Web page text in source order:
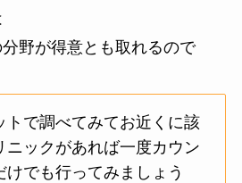
野が得意とも取れるので
トで調べてみてお近くに該
ニックがあれば一度カウン
けでも行ってみましょう